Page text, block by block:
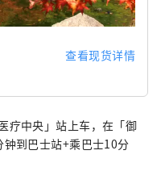
查看现货详情
疗中央」站上车，在「御
到巴士站+乘巴士10分